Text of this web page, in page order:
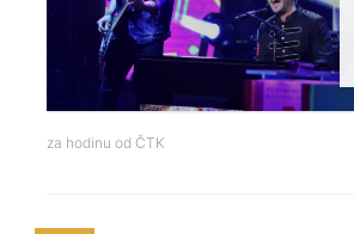
za hodinu od ČTK